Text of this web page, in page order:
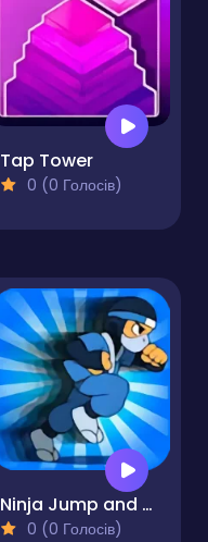
Tap Tower
0 (0 Голосів)
Ninja Jump and Run
0 (0 Голосів)